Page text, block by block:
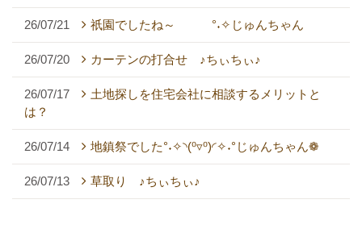
26/07/21 祇園でしたね～ °˖✧じゅんちゃん
26/07/20 カーテンの打合せ ♪ちぃちぃ♪
26/07/17
土地探しを住宅会社に相談するメリットと
は？
26/07/14 地鎮祭でした°˖✧◝(⁰▿⁰)◜✧˖°じゅんちゃん❁
26/07/13 草取り ♪ちぃちぃ♪